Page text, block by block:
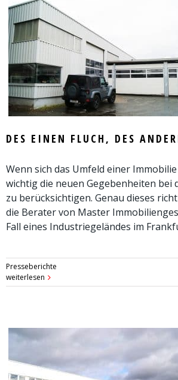
DES EINEN FLUCH, DES
Wenn sich das Umfeld einer
wichtig die neuen Gegebenheiten bei
zu berücksichtigen. Genau dieses
die Berater von Master
Fall eines Industriegeländes im
Presseberichte
weiterlesen